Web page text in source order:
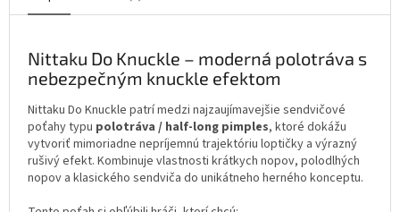
Nittaku Do Knuckle – moderná polotráva s
nebezpečným knuckle efektom
Nittaku Do Knuckle patrí medzi najzaujímavejšie sendvičové
poťahy typu polotráva / half-long pimples, ktoré dokážu
vytvoriť mimoriadne nepríjemnú trajektóriu loptičky a výrazný
rušivý efekt. Kombinuje vlastnosti krátkych nopov, polodlhých
nopov a klasického sendviča do unikátneho herného konceptu.